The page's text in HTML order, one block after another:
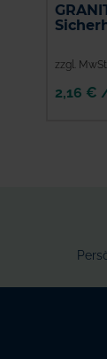
zzgl.
2,16 €